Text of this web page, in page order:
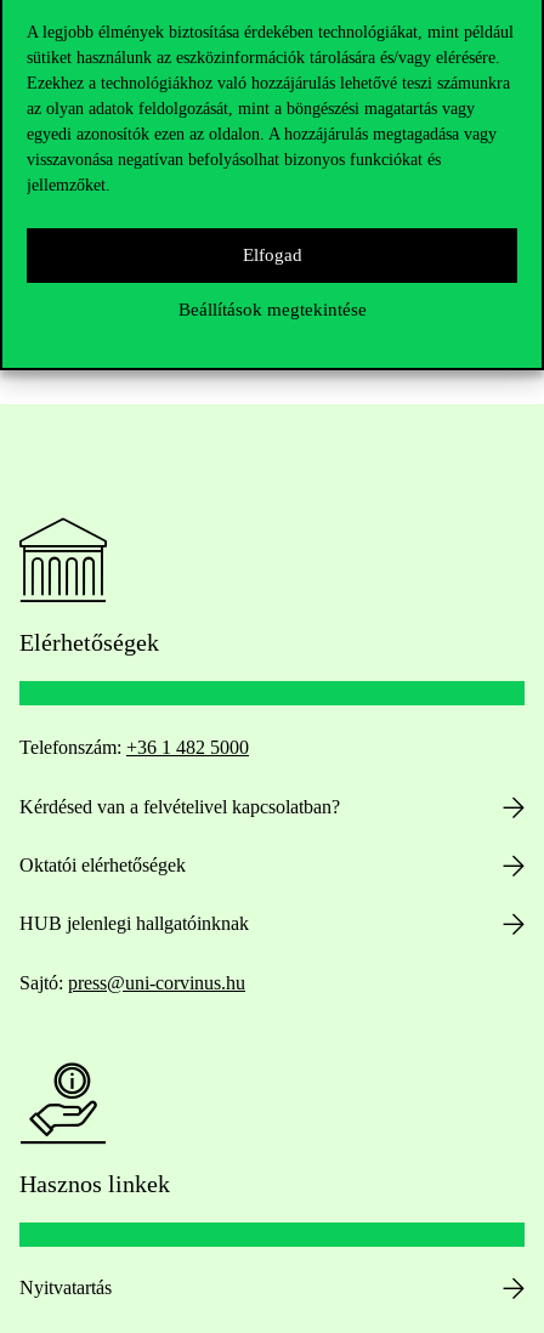
A legjobb élmények biztosítása érdekében technológiákat, mint például
sütiket használunk az eszközinformációk tárolására és/vagy elérésére.
Ezekhez a technológiákhoz való hozzájárulás lehetővé teszi számunkra
az olyan adatok feldolgozását, mint a böngészési magatartás vagy
egyedi azonosítók ezen az oldalon. A hozzájárulás megtagadása vagy
visszavonása negatívan befolyásolhat bizonyos funkciókat és
jellemzőket.
Elfogad
Beállítások megtekintése
Tevékenységükhöz anyagi és egyéb juttatások formájában is
hozzájárul az Egyetem.
*Azon nappali alap-, osztatlan és mesterképzésben részt vevő
aktív hallgatói jogviszonnyal rendelkező hallgatók, akik nem
részismereti képzésben, részképzésben, vagy előkészítő képzésben
vesznek részt és az önköltségi díját nem egyéb ösztöndíjforrásból
fizetik (kivéve a Corvinus Ösztöndíjat).
Elérhetőségek
Telefonszám: +36 1 482 5000
Kérdésed van a felvételivel kapcsolatban?
Oktatói elérhetőségek
HUB jelenlegi hallgatóinknak
Sajtó: press@uni-corvinus.hu
Hasznos linkek
Nyitvatartás